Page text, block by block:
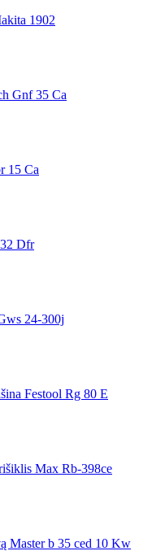
1902
Gnf 35 Ca
15 Ca
Dfr
24-300j
Festool Rg 80 E
Max Rb-398ce
Master b 35 ced 10 Kw